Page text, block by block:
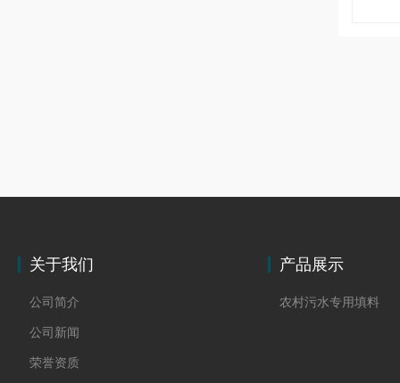
关于我们
公司简介
公司新闻
荣誉资质
产品展示
农村污水专用填料